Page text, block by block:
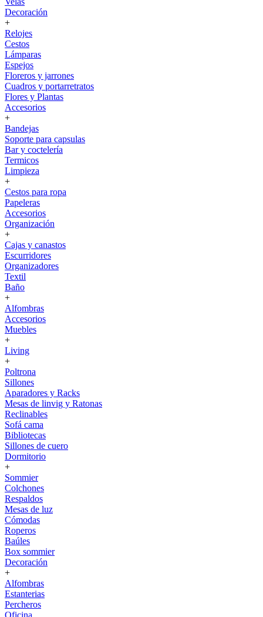
Decoración
+
Relojes
Cestos
Lámparas
Espejos
Floreros y jarrones
Cuadros y portarretratos
Flores y Plantas
Accesorios
+
Bandejas
Soporte para capsulas
Bar y coctelería
Termicos
Limpieza
+
Cestos para ropa
Papeleras
Accesorios
Organización
+
Cajas y canastos
Escurridores
Organizadores
Textil
Baño
+
Alfombras
Accesorios
Muebles
+
Living
+
Poltrona
Sillones
Aparadores y Racks
Mesas de linvig y Ratonas
Reclinables
Sofá cama
Bibliotecas
Sillones de cuero
Dormitorio
+
Sommier
Colchones
Respaldos
Mesas de luz
Cómodas
Roperos
Baúles
Box sommier
Decoración
+
Alfombras
Estanterias
Percheros
Oficina